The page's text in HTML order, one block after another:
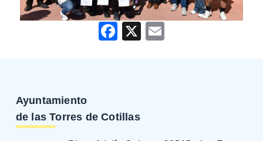
Facebook
X
Ayuntamiento
de las Torres de Cotillas